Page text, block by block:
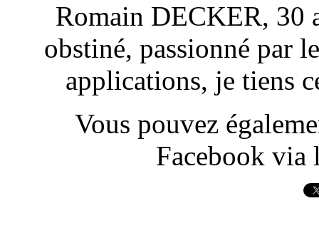
Romain DECKER, 30
obstiné, passionné par
applications, je tiens
Vous pouvez
Facebook via